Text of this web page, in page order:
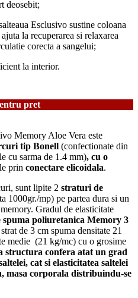
deosebit;
Esclusivo sustine coloana
la recuperarea si relaxarea
corecta a sangelui;
la interior.
pret
Memory Aloe Vera este
tip Bonell (confectionate din
cu sarma de 1.4 mm), cu o
prin conectare elicoidala.
sunt lipite 2 straturi de
1000gr./mp) pe partea dura si un
Gradul de elasticitate
spuma poliuretanica Memory 3
de 3 cm spuma densitate 21
medie (21 kg/mc) cu o grosime
structura confera atat un grad
, cat si elasticitatea saltelei
masa corporala distribuindu-se